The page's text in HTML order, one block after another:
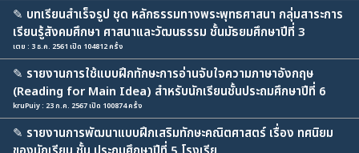
✎ บทเรียนสำเร็จรูป ชุด หลักธรรมทางพระพุทธศาสนา กลุ่มสาระการ
เรียนรู้สังคมศึกษา ศาสนาและวัฒนธรรม ชั้นมัธยมศึกษาปีที่ 3
เตย : 3 ธ.ค. 2561 เปิด 104812 ครั้ง
✎ รายงานการใช้แบบฝึกทักษะการอ่านจับใจความภาษาอังกฤษ
(Reading for Main Idea) สำหรับนักเรียนชั้นประถมศึกษาปีที่ 6
kruPuiy : 23 ก.ค. 2567 เปิด 100874 ครั้ง
✎ รายงานการพัฒนาแบบฝึกเสริมทักษะคณิตศาสตร์ เรื่อง ทศนิยม